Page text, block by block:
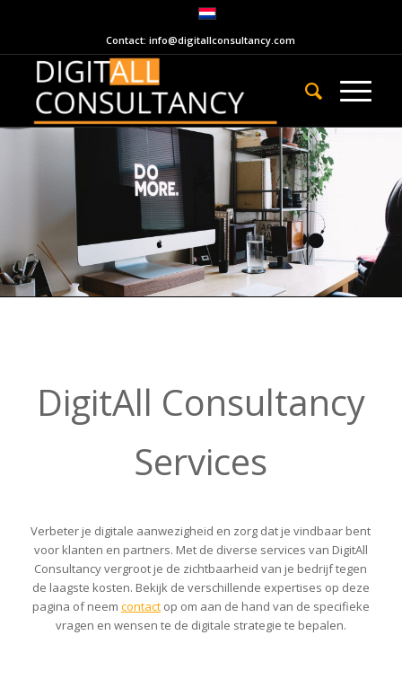
Contact: info@digitallconsultancy.com
DigitAll Consultancy
Services
Verbeter je digitale aanwezigheid en zorg dat je vindbaar bent
voor klanten en partners. Met de diverse services van DigitAll
Consultancy vergroot je de zichtbaarheid van je bedrijf tegen
de laagste kosten. Bekijk de verschillende expertises op deze
pagina of neem contactop om aan de hand van de specifieke
vragen en wensen te de digitale strategie te bepalen.